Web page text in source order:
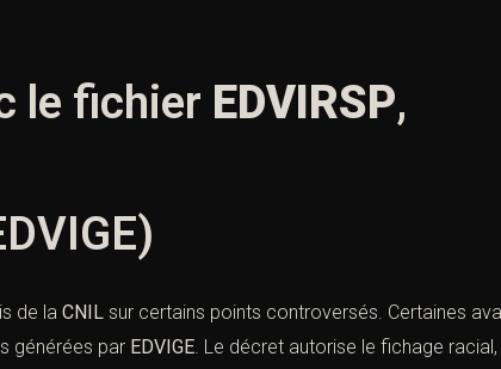
le fichier EDVIRSP,
de la CNIL sur certains points controversés. Certaines
générées par EDVIGE. Le décret autorise le fichage